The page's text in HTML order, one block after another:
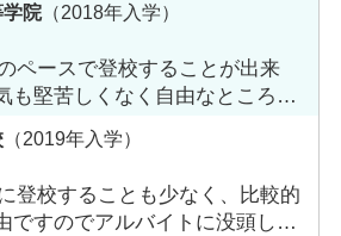
学院（2018年入学）
ペースで登校することが出来
も堅苦しくなく自由なところが
（2019年入学）
登校することも少なく、比較的
ですのでアルバイトに没頭して